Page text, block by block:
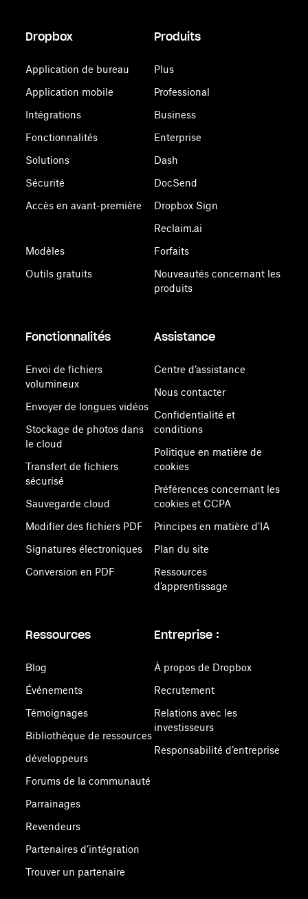
Dropbox
Application de bureau
Application mobile
Intégrations
Fonctionnalités
Solutions
Sécurité
Accès en avant-première
Modèles
Outils gratuits
Produits
Plus
Professional
Business
Enterprise
Dash
DocSend
Dropbox Sign
Reclaim.ai
Forfaits
Nouveautés concernant les
produits
Fonctionnalités
Envoi de fichiers
volumineux
Envoyer de longues vidéos
Stockage de photos dans
le cloud
Transfert de fichiers
sécurisé
Sauvegarde cloud
Modifier des fichiers PDF
Signatures électroniques
Conversion en PDF
Assistance
Centre d’assistance
Nous contacter
Confidentialité et
conditions
Politique en matière de
cookies
Préférences concernant les
cookies et CCPA
Principes en matière d’IA
Plan du site
Ressources
d’apprentissage
Ressources
Blog
Événements
Témoignages
Bibliothèque de ressources
développeurs
Forums de la communauté
Parrainages
Revendeurs
Partenaires d’intégration
Trouver un partenaire
Entreprise :
À propos de Dropbox
Recrutement
Relations avec les
investisseurs
Responsabilité d’entreprise